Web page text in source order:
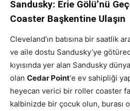
Sandusky: Erie Gölü’nü
Coaster Başkentine Ulaşın
Cleveland’ın batısına bir saatlik
ve aile dostu Sandusky’ye
kıyısında yer alan Sandusky
olan Cedar Point‘e ev sahipliği
heyecan verici bir roller coaster
kalbinizde bir çocuk olun, burası